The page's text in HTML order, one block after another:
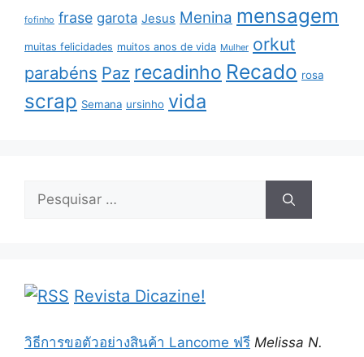
fofinho frase garota Jesus Menina mensagem
muitas felicidades muitos anos de vida Mulher orkut
parabéns Paz recadinho Recado rosa
scrap Semana ursinho vida
Pesquisar
Revista Dicazine!
วิธีการขอตัวอย่างสินค้า Lancome ฟรี Melissa N.